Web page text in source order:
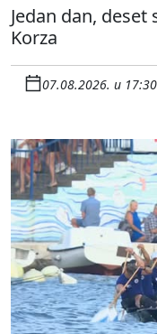
Jedan dan,
Korza
07.08.2026. u 17:30